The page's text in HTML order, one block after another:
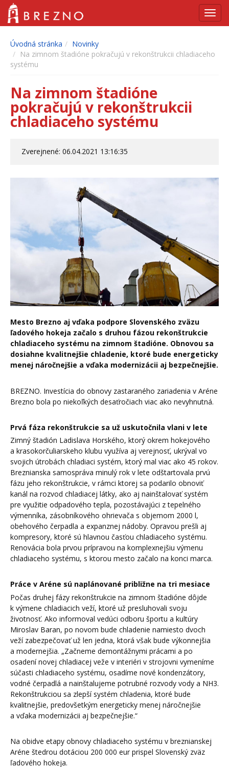
Úvodná stránka
Novinky
Na zimnom štadióne pokračujú v rekonštrukcii chladiaceho
systému
Na zimnom štadióne
pokračujú v rekonštrukcii
chladiaceho systému
Zverejnené: 06.04.2021 13:16:35
Mesto Brezno aj vďaka podpore Slovenského zväzu
ľadového hokeja začalo s druhou fázou rekonštrukcie
chladiaceho systému na zimnom štadióne. Obnovou sa
dosiahne kvalitnejšie chladenie, ktoré bude energeticky
menej náročnejšie a vďaka modernizácii aj bezpečnejšie.
BREZNO. Investícia do obnovy zastaraného zariadenia v Aréne
Brezno bola po niekoľkých desaťročiach viac ako nevyhnutná.
Prvá fáza rekonštrukcie sa už uskutočnila vlani v lete
Zimný štadión Ladislava Horského, ktorý okrem hokejového
a krasokorčuliarskeho klubu využíva aj verejnosť, ukrýval vo
svojich útrobách chladiaci systém, ktorý mal viac ako 45 rokov.
Breznianska samospráva minulý rok v lete odštartovala prvú
fázu jeho rekonštrukcie, v rámci ktorej sa podarilo obnoviť
kanál na rozvod chladiacej látky, ako aj nainštalovať systém
pre využitie odpadového tepla, pozostávajúci z tepelného
výmenníka, zásobníkového ohrievača s objemom 2000 l,
obehového čerpadla a expanznej nádoby. Opravou prešli aj
kompresory, ktoré sú hlavnou časťou chladiaceho systému.
Renovácia bola prvou prípravou na komplexnejšiu výmenu
chladiaceho systému, s ktorou mesto začalo na konci marca.
Práce v Aréne sú naplánované približne na tri mesiace
Počas druhej fázy rekonštrukcie na zimnom štadióne dôjde
k výmene chladiacich veží, ktoré už presluhovali svoju
životnosť. Ako informoval vedúci odboru športu a kultúry
Miroslav Baran, po novom bude chladenie namiesto dvoch
veží zabezpečovať už len jedna, ktorá však bude výkonnejšia
a modernejšia. „Začneme demontážnymi prácami a po
osadení novej chladiacej veže v interiéri v strojovni vymeníme
súčasti chladiaceho systému, osadíme nové kondenzátory,
vodné čerpadlá a nainštalujeme potrubné rozvody vody a NH3.
Rekonštrukciou sa zlepší systém chladenia, ktoré bude
kvalitnejšie, predovšetkým energeticky menej náročnejšie
a vďaka modernizácii aj bezpečnejšie.“
Na obidve etapy obnovy chladiaceho systému v breznianskej
Aréne štedrou dotáciou 200 000 eur prispel Slovenský zväz
ľadového hokeja.